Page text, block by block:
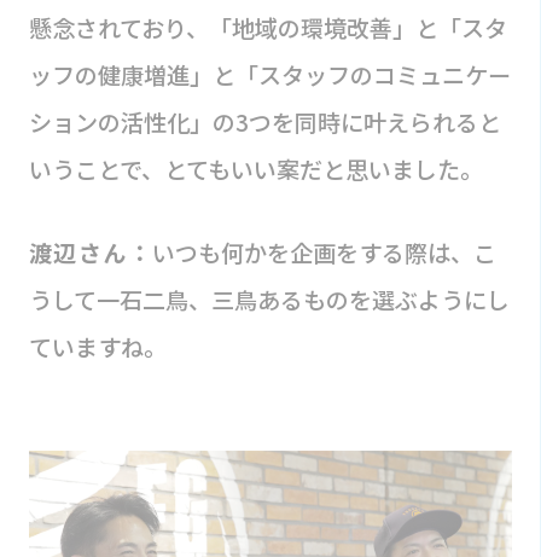
懸念されており、「地域の環境改善」と「スタ
ッフの健康増進」と「スタッフのコミュニケー
ションの活性化」の3つを同時に叶えられると
いうことで、とてもいい案だと思いました。
渡辺さん： いつも何かを企画をする際は、こ
うして一石二鳥、三鳥あるものを選ぶようにし
ていますね。